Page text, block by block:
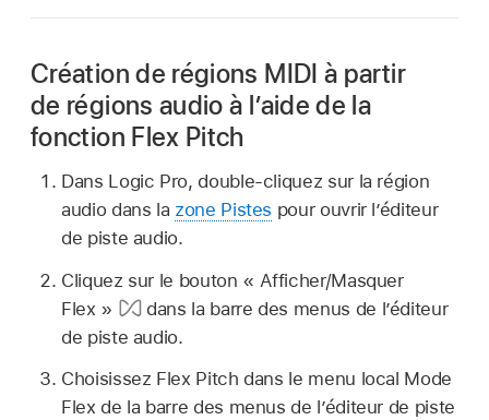
Création de régions MIDI à partir
de régions audio à l’aide de la
fonction Flex Pitch
Dans Logic Pro, double-cliquez sur la région
audio dans la zone Pistes pour ouvrir l’éditeur
de piste audio.
Cliquez sur le bouton « Afficher/Masquer
Flex »
dans la barre des menus de l’éditeur
de piste audio.
Choisissez Flex Pitch dans le menu local Mode
Flex de la barre des menus de l’éditeur de piste